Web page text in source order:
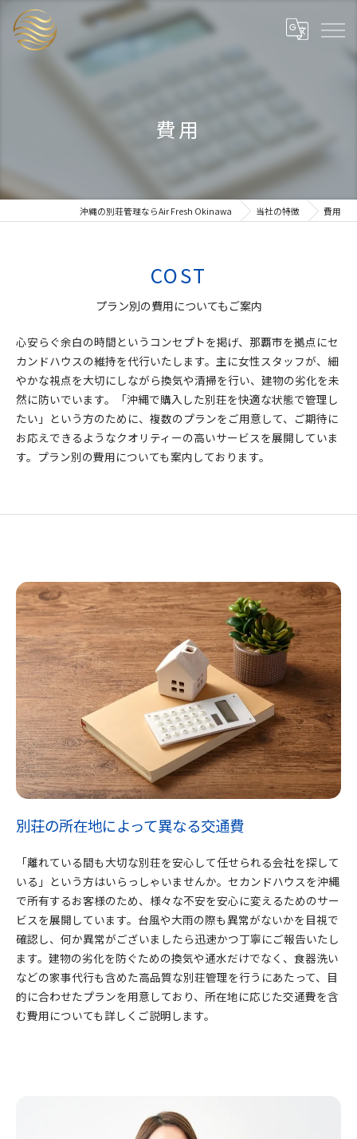
費用
沖縄の別荘管理ならAir Fresh Okinawa 当社の特徴 費用
プラン別の費用についてもご案内
COST
心安らぐ余白の時間というコンセプトを掲げ、那覇市を拠点にセ
カンドハウスの維持を代行いたします。主に女性スタッフが、細
やかな視点を大切にしながら換気や清掃を行い、建物の劣化を未
然に防いでいます。「沖縄で購入した別荘を快適な状態で管理し
たい」という方のために、複数のプランをご用意して、ご期待に
お応えできるようなクオリティーの高いサービスを展開していま
す。プラン別の費用についても案内しております。
別荘の所在地によって異なる交通費
「離れている間も大切な別荘を安心して任せられる会社を探して
いる」という方はいらっしゃいませんか。セカンドハウスを沖縄
で所有するお客様のため、様々な不安を安心に変えるためのサー
ビスを展開しています。台風や大雨の際も異常がないかを目視で
確認し、何か異常がございましたら迅速かつ丁寧にご報告いたし
ます。建物の劣化を防ぐための換気や通水だけでなく、食器洗い
などの家事代行も含めた高品質な別荘管理を行うにあたって、目
的に合わせたプランを用意しており、所在地に応じた交通費を含
む費用についても詳しくご説明します。